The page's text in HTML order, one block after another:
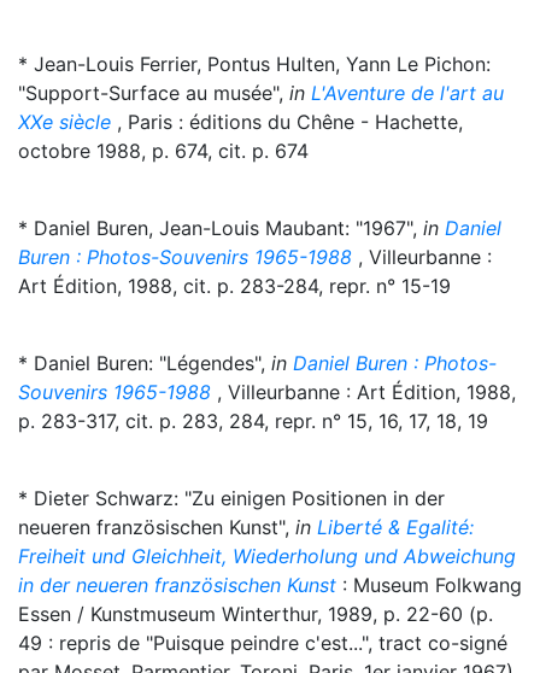
* Jean-Louis Ferrier, Pontus Hulten, Yann Le Pichon:
"Support-Surface au musée", in L'Aventure de l'art au
XXe siècle , Paris : éditions du Chêne - Hachette,
octobre 1988, p. 674, cit. p. 674
* Daniel Buren, Jean-Louis Maubant: "1967", in Daniel
Buren : Photos-Souvenirs 1965-1988 , Villeurbanne :
Art Édition, 1988, cit. p. 283-284, repr. n° 15-19
* Daniel Buren: "Légendes", in Daniel Buren : Photos-
Souvenirs 1965-1988 , Villeurbanne : Art Édition, 1988,
p. 283-317, cit. p. 283, 284, repr. n° 15, 16, 17, 18, 19
* Dieter Schwarz: "Zu einigen Positionen in der
neueren französischen Kunst", in Liberté & Egalité:
Freiheit und Gleichheit, Wiederholung und Abweichung
in der neueren französischen Kunst : Museum Folkwang
Essen / Kunstmuseum Winterthur, 1989, p. 22-60 (p.
49 : repris de "Puisque peindre c'est...", tract co-signé